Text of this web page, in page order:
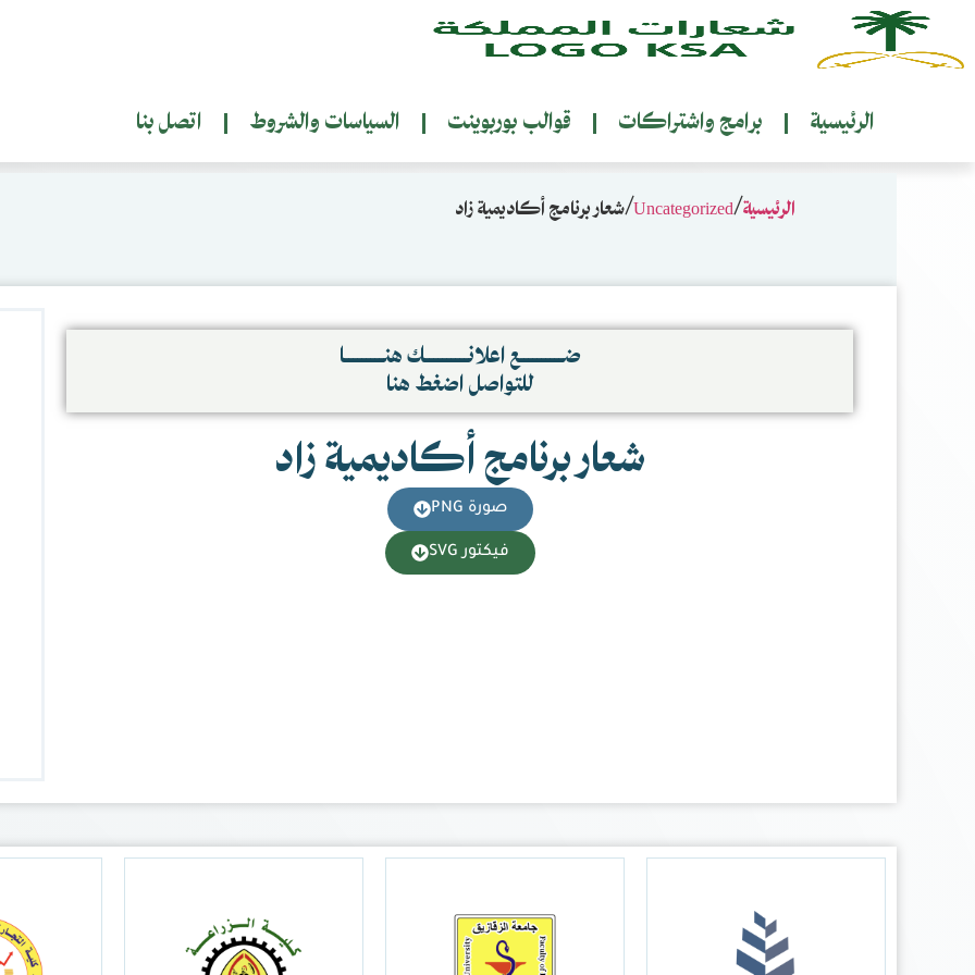
الرئيسية برامج واشتراكات قوالب بوربوينت السياسات والشروط اتصل بنا
الرئيسية/
Uncategorized/ شعار برنامج أكاديمية زاد
ضــــــــــع اعلانــــــــــك هنـــــــــا
للتواصل اضغط هنا
شعار برنامج أكاديمية زاد
صورة PNG
فيكتور SVG